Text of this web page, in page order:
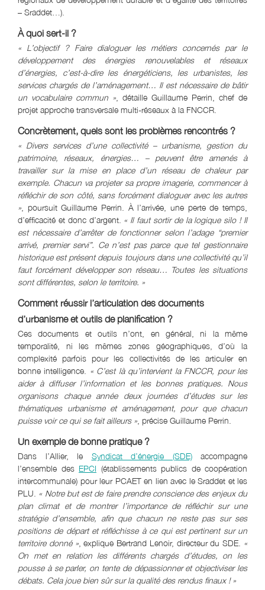
– Sraddet…).
À quoi sert-il ?
« L’objectif ? Faire dialoguer les métiers concernés par le
développement des énergies renouvelables et réseaux
d’énergies, c’est-à-dire les énergéticiens, les urbanistes, les
services chargés de l’aménagement… Il est nécessaire de bâtir
un vocabulaire commun » , détaille Guillaume Perrin, chef de
projet approche transversale multi-réseaux à la FNCCR.
Concrètement, quels sont les problèmes rencontrés ?
« Divers services d’une collectivité – urbanisme, gestion du
patrimoine, réseaux, énergies… – peuvent être amenés à
travailler sur la mise en place d’un réseau de chaleur par
exemple. Chacun va projeter sa propre imagerie, commencer à
réfléchir de son côté, sans forcément dialoguer avec les autres
» , poursuit Guillaume Perrin. À l’arrivée, une perte de temps,
d’efficacité et donc d’argent. « Il faut sortir de la logique silo ! Il
est nécessaire d’arrêter de fonctionner selon l’adage “premier
arrivé, premier servi”. Ce n’est pas parce que tel gestionnaire
historique est présent depuis toujours dans une collectivité qu’il
faut forcément développer son réseau… Toutes les situations
sont différentes, selon le territoire. »
Comment réussir l’articulation des documents
d’urbanisme et outils de planification ?
Ces documents et outils n’ont, en général, ni la même
temporalité, ni les mêmes zones géographiques, d’où la
complexité parfois pour les collectivités de les articuler en
bonne intelligence. « C’est là qu’intervient la FNCCR, pour les
aider à diffuser l’information et les bonnes pratiques. Nous
organisons chaque année deux journées d’études sur les
thématiques urbanisme et aménagement, pour que chacun
puisse voir ce qui se fait ailleurs » , précise Guillaume Perrin.
Un exemple de bonne pratique ?
Dans l’Allier, le Syndicat d’énergie (SDE)accompagne
l’ensemble des EPCI (établissements publics de coopération
intercommunale) pour leur PCAET en lien avec le Sraddet et les
PLU. « Notre but est de faire prendre conscience des enjeux du
plan climat et de montrer l’importance de réfléchir sur une
stratégie d’ensemble, afin que chacun ne reste pas sur ses
positions de départ et réfléchisse à ce qui est pertinent sur un
territoire donné », explique Bertrand Lenoir, directeur du SDE. «
On met en relation les différents chargés d’études, on les
pousse à se parler, on tente de dépassionner et objectiviser les
débats. Cela joue bien sûr sur la qualité des rendus finaux ! »